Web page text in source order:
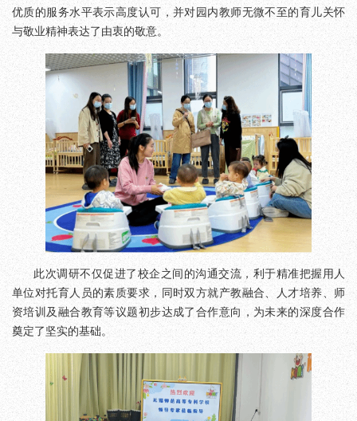
优质的服务水平表示高度认可，并对园内教师无微不至的育儿关怀
与敬业精神表达了由衷的敬意。
此次调研不仅促进了校企之间的沟通交流，利于精准把握用人
单位对托育人员的素质要求，同时双方就产教融合、人才培养、师
资培训及融合教育等议题初步达成了合作意向，为未来的深度合作
奠定了坚实的基础。